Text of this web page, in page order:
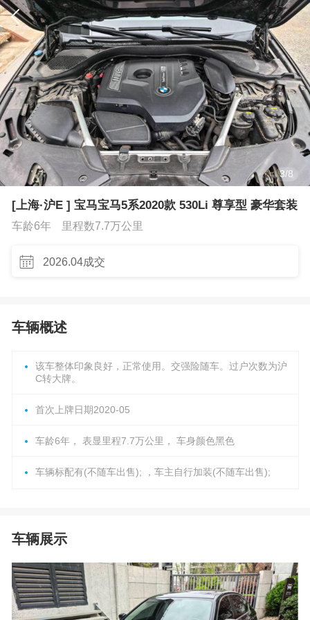
3/8
[上海·沪E ] 宝马宝马5系2020款 530Li 尊享型 豪华套装
车龄6年 里程数7.7万公里
2026.04成交
车辆概述
该车整体印象良好，正常使用。交强险随车。过户次数为沪
C转大牌。
首次上牌日期2020-05
车龄6年， 表显里程7.7万公里， 车身颜色黑色
车辆标配有(不随车出售); ，车主自行加装(不随车出售);
车辆展示